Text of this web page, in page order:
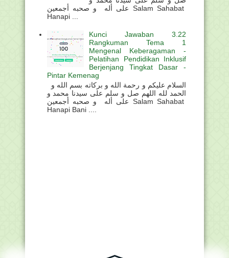
على أله و صحبه أجمعين Salam Sahabat
Hanapi ...
Kunci Jawaban 3.22
Rangkuman Tema 1
Mengenal Keberagaman -
Pelatihan Pendidikan Inklusif
Berjenjang Tingkat Dasar -
Pintar Kemenag
الحمد لله اللهم صل و سلم على سيدنا محمد و
على أله و صحبه أجمعين Salam Sahabat
Hanapi Bani ....